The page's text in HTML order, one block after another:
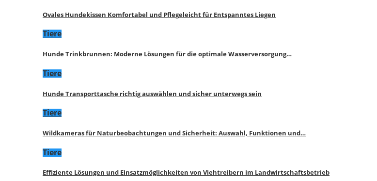
Ovales Hundekissen Komfortabel und Pflegeleicht für Entspanntes Liegen
Tiere
Hunde Trinkbrunnen: Moderne Lösungen für die optimale Wasserversorgung…
Tiere
Hunde Transporttasche richtig auswählen und sicher unterwegs sein
Tiere
Wildkameras für Naturbeobachtungen und Sicherheit: Auswahl, Funktionen und…
Tiere
Effiziente Lösungen und Einsatzmöglichkeiten von Viehtreibern im Landwirtschaftsbetrieb